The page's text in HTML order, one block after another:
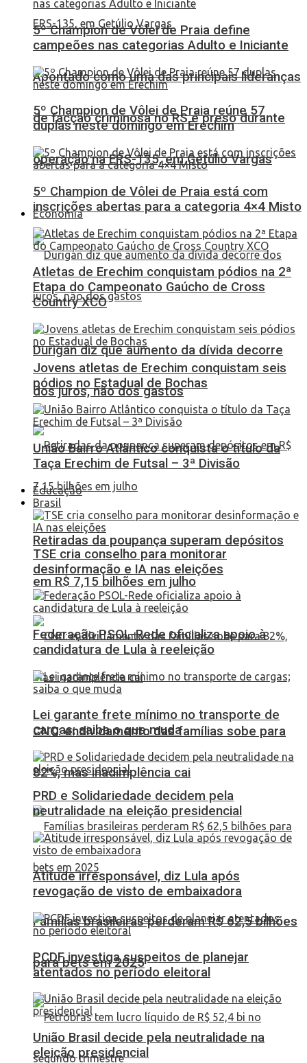
Apontado como uma das principais lideranças
de facção criminosa no RS é preso durante
operação na ERS-135, em Getúlio Vargas
Economia
Durigan diz que aumento da dívida decorre
dos juros, não dos gastos
Retiradas da poupança superam depósitos
em R$ 7,15 bilhões em julho
CNC: endividamento das famílias sobe para
82%, mas inadimplência cai
Famílias brasileiras perderam R$ 62,5 bilhões
para bets em 2025
5º Champion de Vôlei de Praia define
campeões nas categorias Adulto e Iniciante
5º Champion de Vôlei de Praia reúne 57
duplas neste domingo em Erechim
5º Champion de Vôlei de Praia está com
inscrições abertas para a categoria 4×4 Misto
Atletas de Erechim conquistam pódios na 2ª
Etapa do Campeonato Gaúcho de Cross
Country XCO
Jovens atletas de Erechim conquistam seis
pódios no Estadual de Bochas
União Bairro Atlântico conquista o título da
Taça Erechim de Futsal – 3ª Divisão
Educação
Brasil
TSE cria conselho para monitorar
desinformação e IA nas eleições
Federação PSOL-Rede oficializa apoio à
candidatura de Lula à reeleição
Lei garante frete mínimo no transporte de
cargas; saiba o que muda
PRD e Solidariedade decidem pela
neutralidade na eleição presidencial
Atitude irresponsável, diz Lula após
revogação de visto de embaixadora
PCDF investiga suspeitos de planejar
atentados no período eleitoral
União Brasil decide pela neutralidade na
eleição presidencial